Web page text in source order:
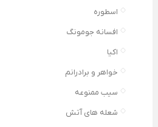
اسطوره
افسانه جومونگ
اکیا
خواهر و برادرانم
سیب ممنوعه
شعله های آتش